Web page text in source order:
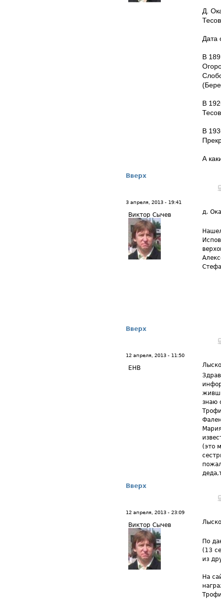
Д.
Дата
В
В
В
А
Вверх
3 апреля, 2013 - 19:41
Виктор Сычев д.
Вверх
12 апреля, 2013 - 11:50
ЕНВ
знаю
(это
Вверх
12 апреля, 2013 - 23:09
Виктор Сычев
По
(13
из
На